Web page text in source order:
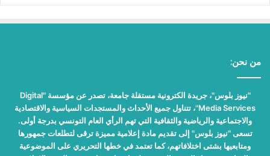
من نحن:
"نيوز بلوس"، جريدة الكترونية مستقلة جامعة، تصدر عن مؤسسة "Digital
Media Services"، تتناول جميع الأحداث والمستجدات السياسية والاقتصادية
والاجتماعية والرياضية والثقافية التي تهم الرأي العام التونسي بدرجة أولى.
تسعى "نيوز بلوس" إلى تقديم مادة إعلامية مميزة ترقى لتطلعات جمهورها
ومتابعيها بشتى اختلافاتهم، كما تعتمد في خطها التحريري على الموضوعية